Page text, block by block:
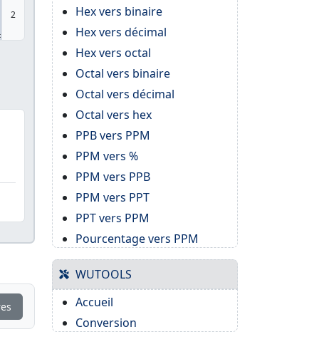
2
Hex vers binaire
Hex vers décimal
Hex vers octal
Octal vers binaire
Octal vers décimal
Octal vers hex
PPB vers PPM
PPM vers %
PPM vers PPB
PPM vers PPT
PPT vers PPM
Pourcentage vers PPM
WUTOOLS
Accueil
Conversion